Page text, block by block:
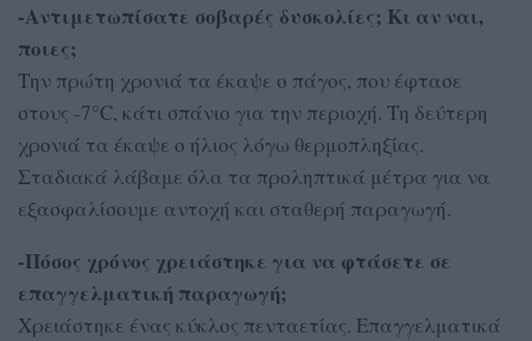
-Αντιμετωπίσατε σοβαρές δυσκολίες; Κι αν ναι,
ποιες;
Την πρώτη χρονιά τα έκαψε ο πάγος, που έφτασε
στους -7°C, κάτι σπάνιο για την περιοχή. Τη δεύτερη
χρονιά τα έκαψε ο ήλιος λόγω θερμοπληξίας.
Σταδιακά λάβαμε όλα τα προληπτικά μέτρα για να
εξασφαλίσουμε αντοχή και σταθερή παραγωγή.
-Πόσος χρόνος χρειάστηκε για να φτάσετε σε
επαγγελματική παραγωγή;
Χρειάστηκε ένας κύκλος πενταετίας. Επαγγελματικά